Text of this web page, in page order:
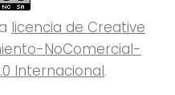
licencia de Creative
NoComercial-
Internacional.